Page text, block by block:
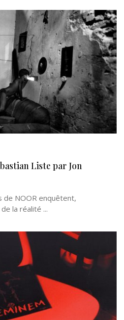
Liste par Jon
de NOOR enquêtent,
la réalité ...